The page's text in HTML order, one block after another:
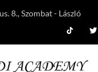
8., Szombat - László